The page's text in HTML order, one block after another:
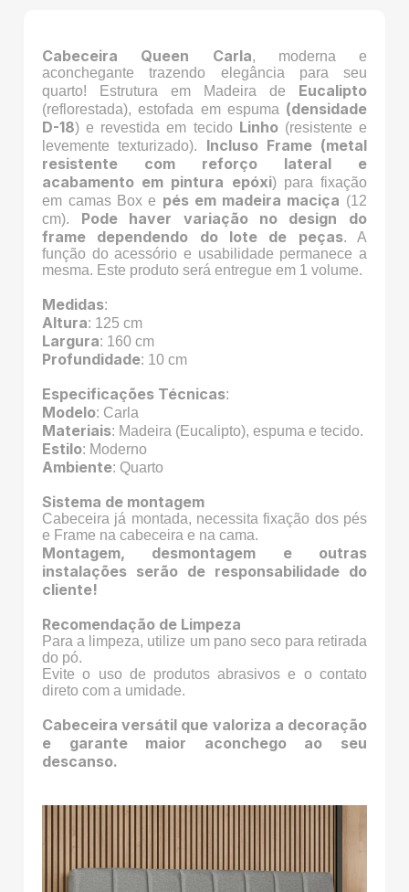
Cabeceira Queen Carla, moderna e
aconchegante trazendo elegância para seu
quarto! Estrutura em Madeira de Eucalipto
(reflorestada), estofada em espuma (densidade
D-18) e revestida em tecido Linho(resistente e
levemente texturizado). Incluso Frame (metal
resistente com reforço lateral e
acabamento em pintura epóxi) para fixação
em camas Box e pés em madeira maciça (12
cm). Pode haver variação no design do
frame dependendo do lote de peças. A
função do acessório e usabilidade permanece a
mesma. Este produto será entregue em 1 volume.
Medidas:
Altura: 125 cm
Largura: 160 cm
Profundidade: 10 cm
Especificações Técnicas:
Modelo: Carla
Materiais: Madeira (Eucalipto), espuma e tecido.
Estilo: Moderno
Ambiente: Quarto
Sistema de montagem
Cabeceira já montada, necessita fixação dos pés
e Frame na cabeceira e na cama.
Montagem, desmontagem e outras
instalações serão de responsabilidade do
cliente!
Recomendação de Limpeza
Para a limpeza, utilize um pano seco para retirada
do pó.
Evite o uso de produtos abrasivos e o contato
direto com a umidade.
Cabeceira versátil que valoriza a decoração
e garante maior aconchego ao seu
descanso.